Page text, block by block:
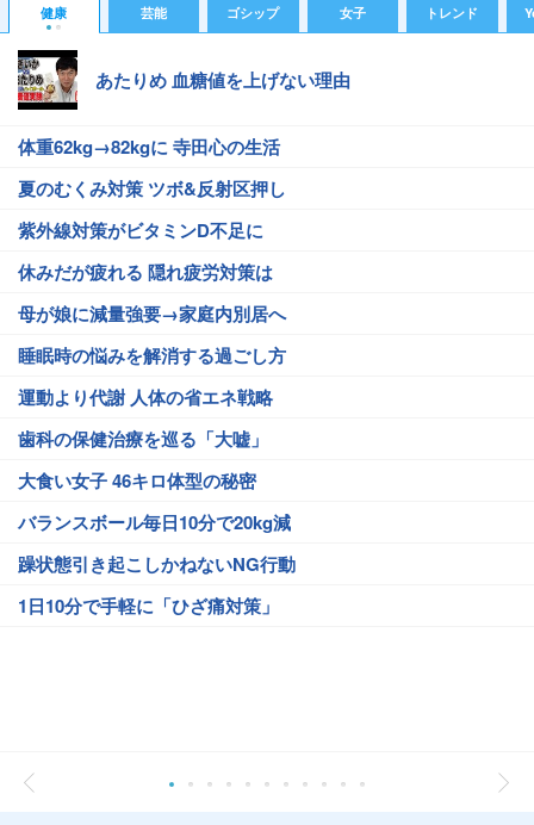
健康 芸能 ゴシップ 女子 トレンド
あたりめ 血糖値を上げない理由
体重62kg→82kgに 寺田心の生活
夏のむくみ対策 ツボ&反射区押し
紫外線対策がビタミンD不足に
休みだが疲れる 隠れ疲労対策は
母が娘に減量強要→家庭内別居へ
睡眠時の悩みを解消する過ごし方
運動より代謝 人体の省エネ戦略
歯科の保健治療を巡る「大嘘」
大食い女子 46キロ体型の秘密
バランスボール毎日10分で20kg減
躁状態引き起こしかねないNG行動
1日10分で手軽に「ひざ痛対策」